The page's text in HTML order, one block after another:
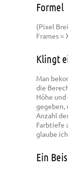
Formel
(Pixel
Frames =
Klingt
Man
die
Höhe
gegeben,
Anzahl
Farbtiefe
glaube
Ein